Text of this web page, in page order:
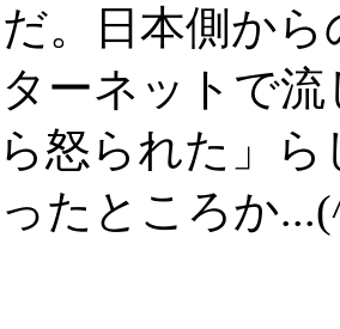
。日本側か
ーネットで
怒られた」
たところか